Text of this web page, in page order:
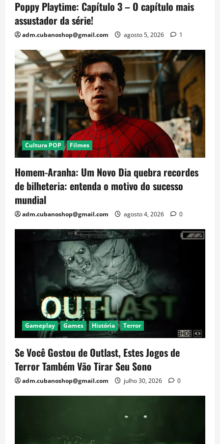
Poppy Playtime: Capítulo 3 – O capítulo mais
assustador da série!
adm.cubanoshop@gmail.com agosto 5, 2026 1
Cultura POP Filmes
Homem-Aranha: Um Novo Dia quebra recordes
de bilheteria: entenda o motivo do sucesso
mundial
adm.cubanoshop@gmail.com agosto 4, 2026 0
Gameplay Games História Terror
Se Você Gostou de Outlast, Estes Jogos de
Terror Também Vão Tirar Seu Sono
adm.cubanoshop@gmail.com julho 30, 2026 0